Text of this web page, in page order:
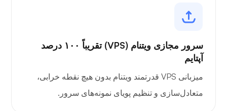
سرور مجازی ویتنام (VPS) تقریباً ۱۰۰ درصد
آپتایم
میزبانی VPS قدرتمند ویتنام بدون هیچ نقطه خرابی،
متعادل‌سازی و تنظیم پویای نمونه‌های سرور.